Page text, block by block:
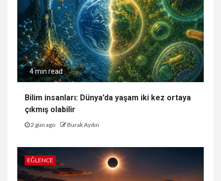
4 min read
Bilim insanları: Dünya’da yaşam iki kez ortaya
çıkmış olabilir
2 gün ago Burak Aydın
EĞLENCE